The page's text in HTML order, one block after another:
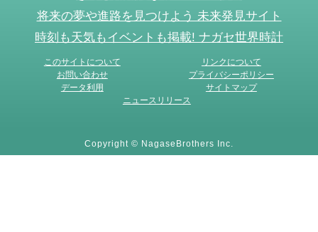
将来の夢や進路を見つけよう 未来発見サイト
時刻も天気もイベントも掲載! ナガセ世界時計
このサイトについて
リンクについて
お問い合わせ
プライバシーポリシー
データ利用
サイトマップ
ニュースリリース
Copyright © NagaseBrothers Inc.